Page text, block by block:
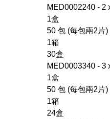
MED0002240 - 2
1盒
50 包 (每包兩2片)
1箱
30盒
MED0003340 - 3
1盒
50 包 (每包兩2片)
1箱
24盒